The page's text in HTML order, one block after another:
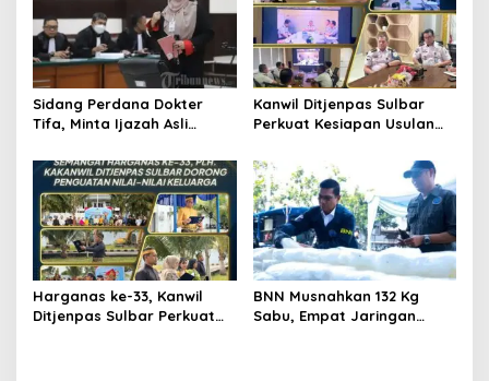
Sidang Perdana Dokter
Tifa, Minta Ijazah Asli
Pengadilan
Kanwil Ditjenpas Sulbar
Perkuat Kesiapan Usulan
Harganas ke-33, Kanwil
Ditjenpas Sulbar Perkuat
BNN Musnahkan 132 Kg
Sabu, Empat Jaringan